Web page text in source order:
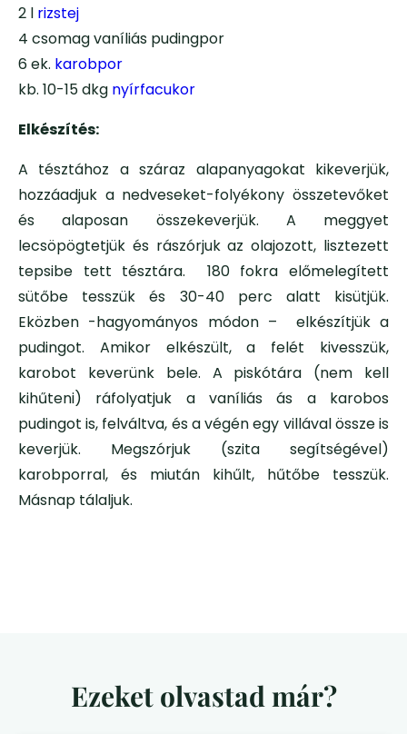
2 l rizstej
4 csomag vaníliás pudingpor
6 ek. karobpor
kb. 10-15 dkg nyírfacukor
Elkészítés:
A tésztához a száraz alapanyagokat kikeverjük,
hozzáadjuk a nedveseket-folyékony összetevőket
és alaposan összekeverjük. A meggyet
lecsöpögtetjük és rászórjuk az olajozott, lisztezett
tepsibe tett tésztára. 180 fokra előmelegített
sütőbe tesszük és 30-40 perc alatt kisütjük.
Eközben -hagyományos módon – elkészítjük a
pudingot. Amikor elkészült, a felét kivesszük,
karobot keverünk bele. A piskótára (nem kell
kihűteni) ráfolyatjuk a vaníliás ás a karobos
pudingot is, felváltva, és a végén egy villával össze is
keverjük. Megszórjuk (szita segítségével)
karobporral, és miután kihűlt, hűtőbe tesszük.
Másnap tálaljuk.
Ezeket olvastad már?